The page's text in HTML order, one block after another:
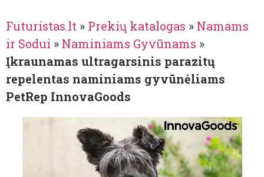
Futuristas.lt » Prekių katalogas » Namams
ir Sodui » Naminiams Gyvūnams »
Įkraunamas ultragarsinis parazitų
repelentas naminiams gyvūnėliams
PetRep InnovaGoods